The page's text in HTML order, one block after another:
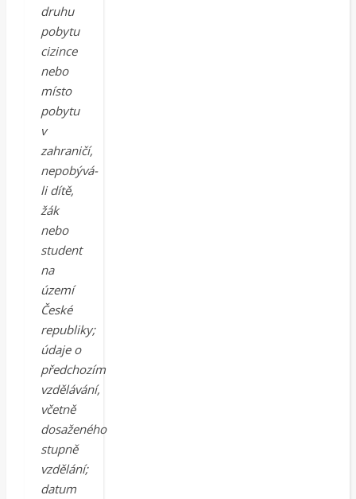
druhu
pobytu
cizince
nebo
místo
pobytu
v
zahraničí,
nepobývá-
li dítě,
žák
nebo
student
na
území
České
republiky;
údaje o
předchozím
vzdělávání,
včetně
dosaženého
stupně
vzdělání;
datum